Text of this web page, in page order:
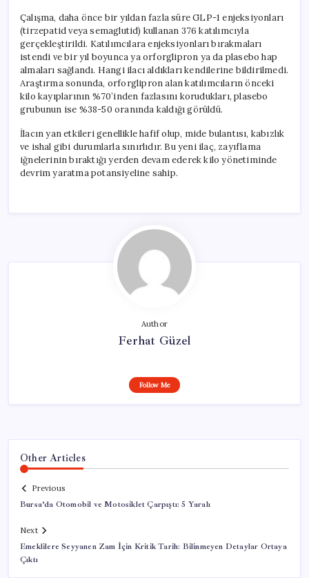
Çalışma, daha önce bir yıldan fazla süre GLP-1 enjeksiyonları
(tirzepatid veya semaglutid) kullanan 376 katılımcıyla
gerçekleştirildi. Katılımcılara enjeksiyonları bırakmaları
istendi ve bir yıl boyunca ya orforglipron ya da plasebo hap
almaları sağlandı. Hangi ilacı aldıkları kendilerine bildirilmedi.
Araştırma sonunda, orforglipron alan katılımcıların önceki
kilo kayıplarının %70’inden fazlasını korudukları, plasebo
grubunun ise %38-50 oranında kaldığı görüldü.
İlacın yan etkileri genellikle hafif olup, mide bulantısı, kabızlık
ve ishal gibi durumlarla sınırlıdır. Bu yeni ilaç, zayıflama
iğnelerinin bıraktığı yerden devam ederek kilo yönetiminde
devrim yaratma potansiyeline sahip.
Author
Ferhat Güzel
Follow Me
Other Articles
Previous
Bursa’da Otomobil ve Motosiklet Çarpıştı: 5 Yaralı
Next
Emeklilere Seyyanen Zam İçin Kritik Tarih: Bilinmeyen Detaylar Ortaya
Çıktı